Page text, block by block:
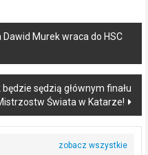
Murek wraca do HSC
sędzią głównym finału
Świata w Katarze!